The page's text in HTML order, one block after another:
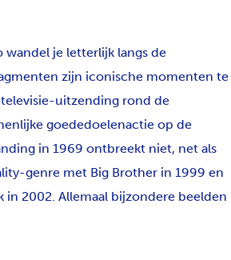
je letterlijk langs de
zijn iconische momenten te
televisie-uitzending rond de
goededoelenactie op de
in 1969 ontbreekt niet, net als
genre met Big Brother in 1999 en
2002. Allemaal bijzondere beelden